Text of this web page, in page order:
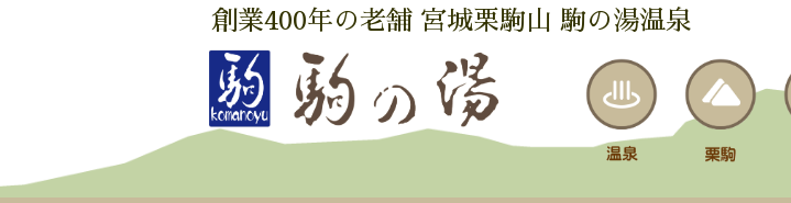
創業400年の老舗 宮城栗駒山 駒の湯温泉